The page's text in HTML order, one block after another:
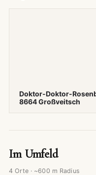
Doktor-Doktor-
8664 Großveitsch
Im Umfeld
4 Orte · ~600 m Radius